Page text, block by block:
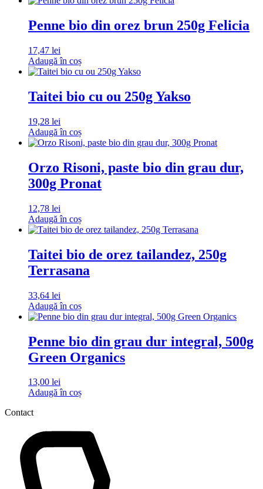
Penne bio din orez brun 250g Felicia
17,47 lei
Adaugă în coș
Taitei bio cu ou 250g Yakso
19,28 lei
Adaugă în coș
Orzo Risoni, paste bio din grau dur,
300g Pronat
12,78 lei
Adaugă în coș
Taitei bio de orez tailandez, 250g
Terrasana
33,64 lei
Adaugă în coș
Penne bio din grau dur integral, 500g
Green Organics
13,00 lei
Adaugă în coș
Contact